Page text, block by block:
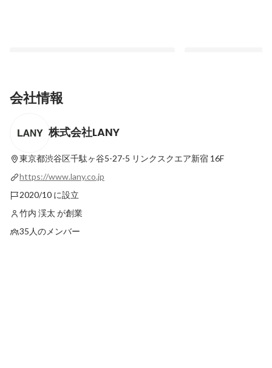
「真剣勝負で向き合う」──信念を武器に、
リー最新順で表示
を極めるマーケター
最新順で表示
会社情報
株式会社LANY
東京都渋谷区千駄ヶ谷5-27-5 リンクスクエア新宿 16F
https://www.lany.co.jp
2020/10 に設立
竹内 渓太 が創業
35人のメンバー